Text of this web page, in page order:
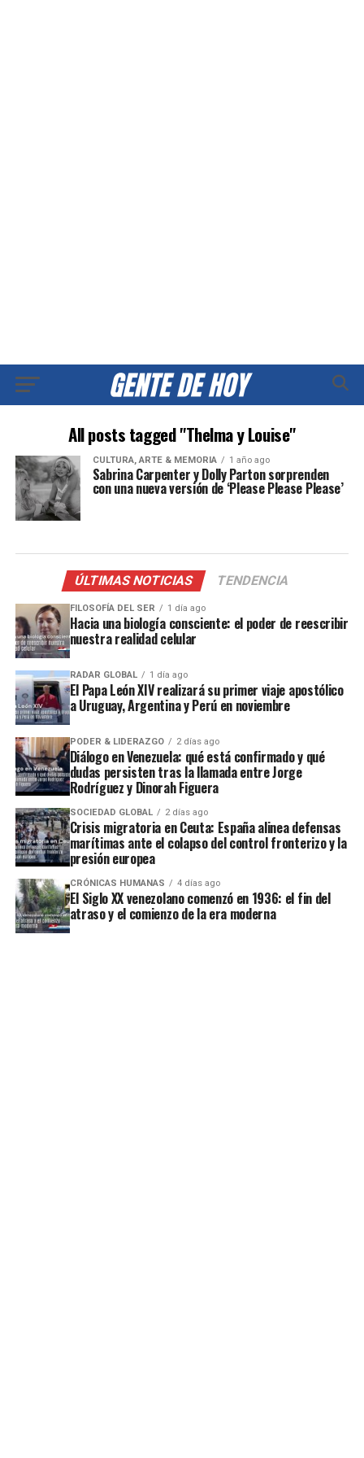
All posts tagged "Thelma y Louise"
CULTURA, ARTE & MEMORIA 1 año ago
Sabrina Carpenter y Dolly Parton sorprenden
con una nueva versión de ‘Please Please Please’
ÚLTIMAS NOTICIAS TENDENCIA
FILOSOFÍA DEL SER 1 día ago
Hacia una biología consciente: el poder de reescribir
nuestra realidad celular
RADAR GLOBAL 1 día ago
El Papa León XIV realizará su primer viaje apostólico
a Uruguay, Argentina y Perú en noviembre
PODER & LIDERAZGO 2 días ago
Diálogo en Venezuela: qué está confirmado y qué
dudas persisten tras la llamada entre Jorge
Rodríguez y Dinorah Figuera
SOCIEDAD GLOBAL 2 días ago
Crisis migratoria en Ceuta: España alinea defensas
marítimas ante el colapso del control fronterizo y la
presión europea
CRÓNICAS HUMANAS 4 días ago
El Siglo XX venezolano comenzó en 1936: el fin del
atraso y el comienzo de la era moderna